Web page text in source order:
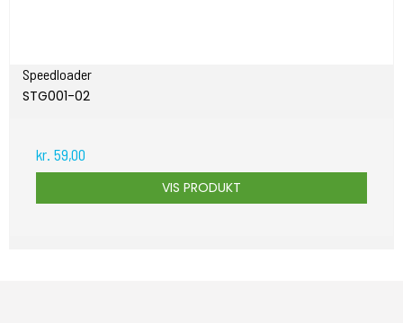
Speedloader
STG001-02
kr. 59,00
VIS PRODUKT